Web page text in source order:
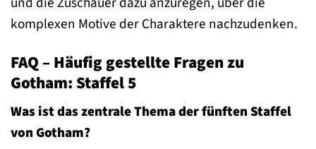
komplexen Motive der Charaktere nachzudenken.
FAQ – Häufig gestellte Fragen zu
Gotham: Staffel 5
Was ist das zentrale Thema der fünften Staffel
von Gotham?